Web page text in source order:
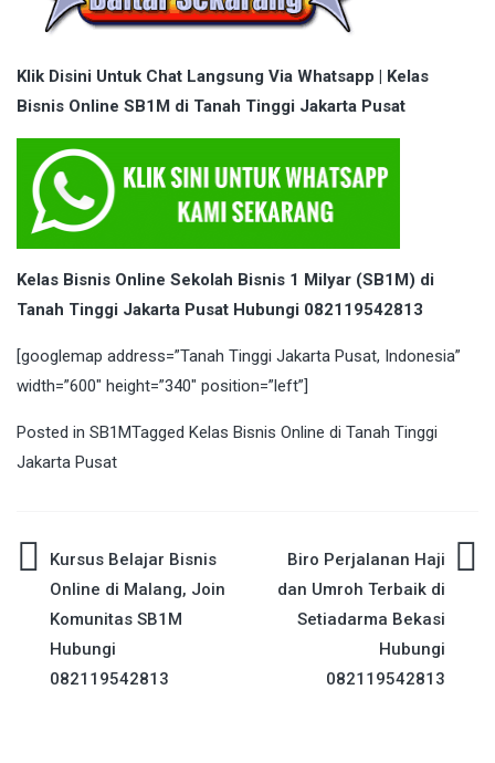
Klik Disini Untuk Chat Langsung Via Whatsapp | Kelas
Bisnis Online SB1M di Tanah Tinggi Jakarta Pusat
Kelas Bisnis Online Sekolah Bisnis 1 Milyar (SB1M) di
Tanah Tinggi Jakarta Pusat Hubungi 082119542813
[googlemap address=”Tanah Tinggi Jakarta Pusat, Indonesia”
width=”600″ height=”340″ position=”left”]
Posted in SB1MTagged Kelas Bisnis Online di Tanah Tinggi
Jakarta Pusat
Post
navigation
Kursus Belajar Bisnis
Online di Malang, Join
Komunitas SB1M
Hubungi
082119542813
Biro Perjalanan Haji
dan Umroh Terbaik di
Setiadarma Bekasi
Hubungi
082119542813